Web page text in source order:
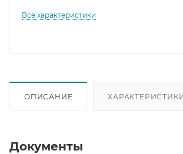
Все характеристики
ОПИСАНИЕ
Документы